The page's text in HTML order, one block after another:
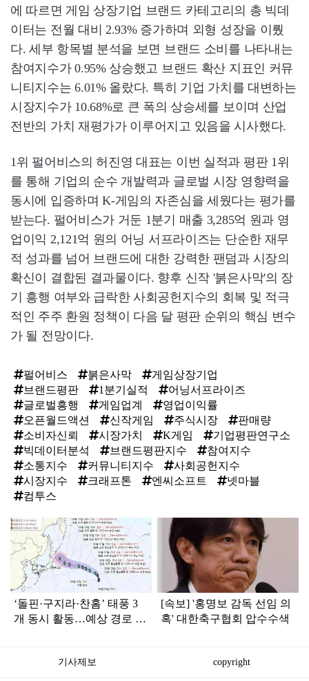
에 따르면 게임 상장기업 브랜드 카테고리의 총 빅데
이터는 전월 대비 2.93% 증가하며 외형 성장을 이뤘
다. 세부 항목별 분석을 보면 브랜드 소비를 나타내는
참여지수가 0.95% 상승했고 브랜드 확산 지표인 커뮤
니티지수는 6.01% 올랐다. 특히 기업 가치를 대변하는
시장지수가 10.68%로 큰 폭의 상승세를 보이며 산업
전반의 가치 재평가가 이루어지고 있음을 시사했다.
1위 펄어비스의 허진영 대표는 이번 실적과 평판 1위
를 통해 기업의 순수 개발력과 글로벌 시장 영향력을
동시에 입증하며 K-게임의 자존심을 세웠다는 평가를
받는다. 펄어비스가 거둔 1분기 매출 3,285억 원과 영
업이익 2,121억 원의 어닝 서프라이즈는 단순한 재무
적 성과를 넘어 브랜드에 대한 강력한 팬덤과 시장의
확신이 결합된 결과물이다. 향후 신작 '붉은사막'의 장
기 흥행 여부와 급락한 사회공헌지수의 회복 및 적극
적인 주주 환원 정책이 다음 달 평판 순위의 핵심 변수
가 될 전망이다.
펄어비스 붉은사막
게임상장기업
브랜드평판
1분기실적
어닝서프라이즈
글로벌흥행
게임업계
영업이익률
오픈월드액션
신작게임 주식시장
판매량
소비자신뢰
시장가치 K게임
기업평판연구소
빅데이터분석
브랜드평판지수
참여지수
소통지수
커뮤니티지수
사회공헌지수
시장지수
크래프톤 엔씨소프트
넷마블
컴투스
탑
라
인
‘돌핀·구지라·찬홈’ 태풍 3
개 동시 활동…예상 경로 보
[속보] '홍명보 감독 선임 의
혹' 대한축구협회 압수수색
기사제보 copyright